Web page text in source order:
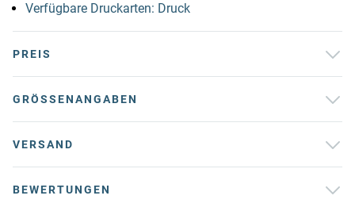
Verfügbare Druckarten: Druck
PREIS
GRÖSSENANGABEN
VERSAND
BEWERTUNGEN